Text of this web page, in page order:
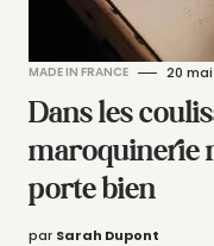
MADE IN FRANCE 20
Dans les
maroquinerie
porte bien
par Sarah Dupont